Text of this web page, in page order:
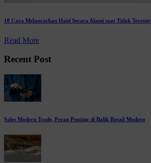
10 Cara Melancarkan Haid Secara Alami saat Tidak Teratur
Read More
Recent Post
Sales Modern Trade, Peran Penting di Balik Retail Modern